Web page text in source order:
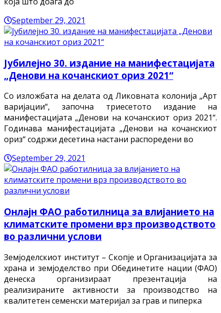
September 29, 2021
Јубилејно 30. издание на манифестацијата
„Денови на кочанскиот ориз 2021“
Со изложбата на делата од Ликовната колонија „Арт
варијации“, започна триесетото издание на
манифестацијата „Денови на кочанскиот ориз 2021“.
Годинава манифестацијата „Денови на кочанскиот
ориз“ содржи десетина настани распоредени во
September 29, 2021
Онлајн ФАО работилница за влијанието на
климатските промени врз производството
во различни услови
Земјоделскиот институт – Скопје и Организацијата за
храна и земјоделство при Обединетите нации (ФАО)
денеска организираат презентација на
реализираните активности за производство на
квалитетен семенски материјал за грав и пиперка